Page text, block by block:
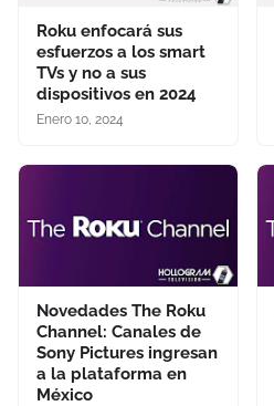
Roku enfocará sus
esfuerzos a los smart
TVs y no a sus
dispositivos en 2024
Enero 10, 2024
Novedades The Roku
Channel: Canales de
Sony Pictures ingresan
a la plataforma en
México